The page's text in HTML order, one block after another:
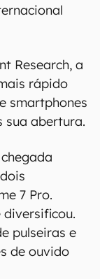
Research, a
rápido
smartphones
sua abertura.
7 Pro.
diversificou.
pulseiras e
de ouvido